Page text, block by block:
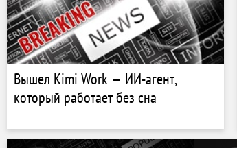
Вышел Kimi Work — ИИ-агент,
который работает без сна